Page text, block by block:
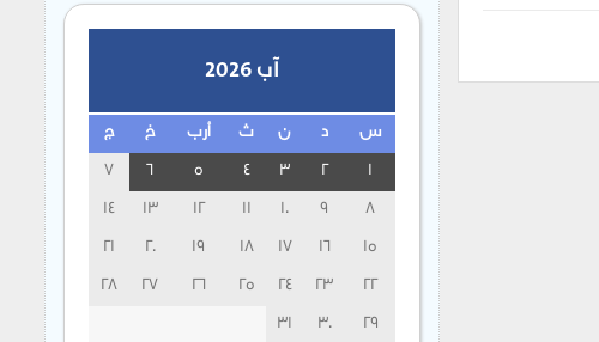
آب 2026
س د ن ث أرب خ ج
1
2
3
4
5
6
7
8
9
10
11
12
13
14
15
16
17
18
19
20
21
22
23
24
25
26
27
28
29
30
31